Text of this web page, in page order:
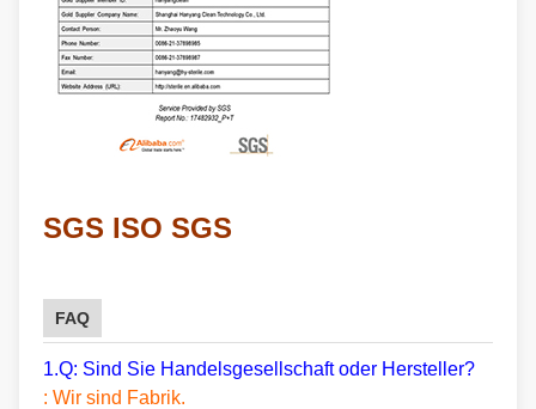
SGS ISO SGS
FAQ
1.Q: Sind Sie Handelsgesellschaft oder Hersteller?
: Wir sind Fabrik.